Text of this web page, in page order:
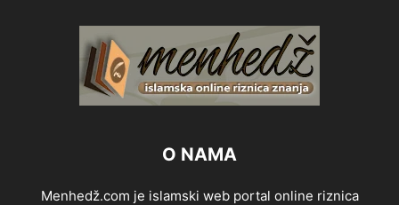
O NAMA
Menhedž.com je islamski web portal online riznica